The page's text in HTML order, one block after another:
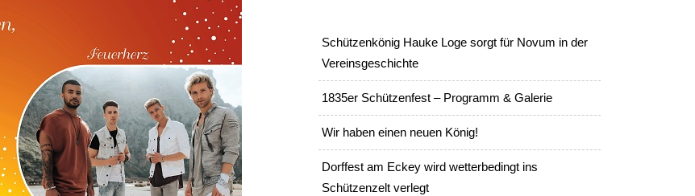
Schützenkönig Hauke Loge sorgt für Novum in der
Vereinsgeschichte
1835er Schützenfest – Programm & Galerie
Wir haben einen neuen König!
Dorffest am Eckey wird wetterbedingt ins
Schützenzelt verlegt